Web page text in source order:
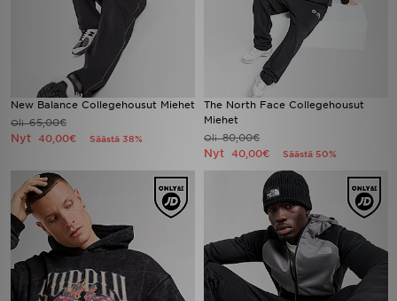
New Balance Collegehousut Miehet
Oli65,00€
Nyt 40,00€ Säästä 38%
The North Face Collegehousut
Miehet
Oli80,00€
Nyt 40,00€ Säästä 50%